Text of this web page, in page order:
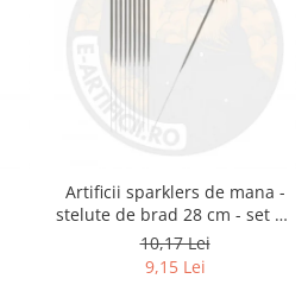
Artificii sparklers de mana -
stelute de brad 28 cm - set 10
buc
10,17 Lei
9,15 Lei